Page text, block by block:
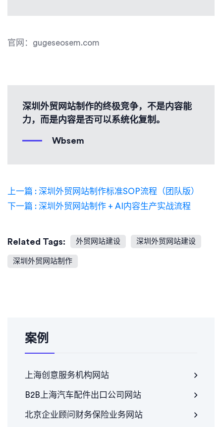
官网：gugeseosem.com
深圳外贸网站制作的终极竞争，不是内容能
力，而是内容是否可以系统化复制。
Wbsem
上一篇 : 深圳外贸网站制作标准SOP流程（团队版）
下一篇 : 深圳外贸网站制作 + AI内容生产实战流程
Related Tags: 外贸网站建设 深圳外贸网站建设
深圳外贸网站制作
案例
上海创意服务机构网站
B2B上海汽车配件出口公司网站
北京企业顾问财务保险业务网站